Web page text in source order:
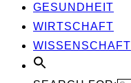
GESUND­HEIT
WIRT­SCHAFT
WIS­SEN­SCHAFT